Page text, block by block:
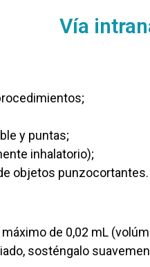
Vía
y puntas;
inhalatorio);
objetos punzocortantes.
de 0,02 mL
sosténgalo